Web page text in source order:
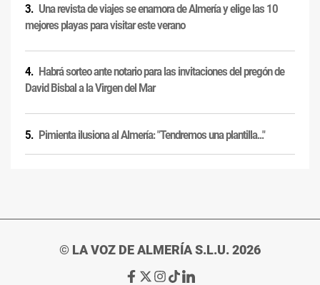
Una revista de viajes se enamora de Almería y elige las 10
mejores playas para visitar este verano
Habrá sorteo ante notario para las invitaciones del pregón de
David Bisbal a la Virgen del Mar
Pimienta ilusiona al Almería: "Tendremos una plantilla..."
© LA VOZ DE ALMERÍA S.L.U. 2026
Ir
Ir
Ir Ir Ir